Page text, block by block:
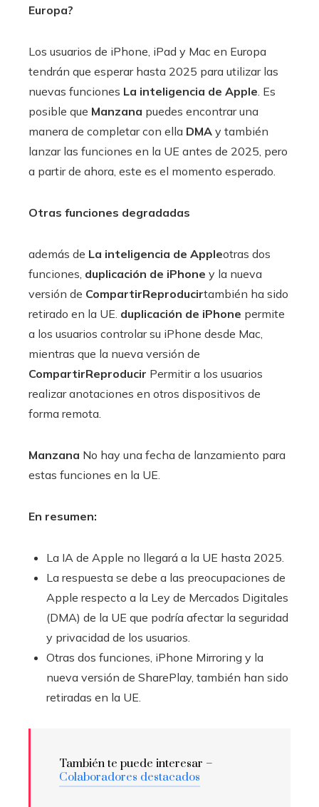
Europa?
Los usuarios de iPhone, iPad y Mac en Europa
tendrán que esperar hasta 2025 para utilizar las
nuevas funciones La inteligencia de Apple. Es
posible que Manzana puedes encontrar una
manera de completar con ella DMA y también
lanzar las funciones en la UE antes de 2025, pero
a partir de ahora, este es el momento esperado.
Otras funciones degradadas
además de La inteligencia de Appleotras dos
funciones, duplicación de iPhone y la nueva
versión de CompartirReproducirtambién ha sido
retirado en la UE. duplicación de iPhone permite
a los usuarios controlar su iPhone desde Mac,
mientras que la nueva versión de
CompartirReproducir Permitir a los usuarios
realizar anotaciones en otros dispositivos de
forma remota.
Manzana No hay una fecha de lanzamiento para
estas funciones en la UE.
En resumen:
La IA de Apple no llegará a la UE hasta 2025.
La respuesta se debe a las preocupaciones de
Apple respecto a la Ley de Mercados Digitales
(DMA) de la UE que podría afectar la seguridad
y privacidad de los usuarios.
Otras dos funciones, iPhone Mirroring y la
nueva versión de SharePlay, también han sido
retiradas en la UE.
También te puede interesar –
Colaboradores destacados